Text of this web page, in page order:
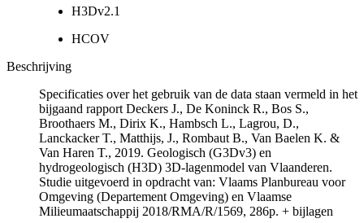
H3Dv2.1
HCOV
Beschrijving
Specificaties over het gebruik van de data staan vermeld in het
bijgaand rapport Deckers J., De Koninck R., Bos S.,
Broothaers M., Dirix K., Hambsch L., Lagrou, D.,
Lanckacker T., Matthijs, J., Rombaut B., Van Baelen K. &
Van Haren T., 2019. Geologisch (G3Dv3) en
hydrogeologisch (H3D) 3D-lagenmodel van Vlaanderen.
Studie uitgevoerd in opdracht van: Vlaams Planbureau voor
Omgeving (Departement Omgeving) en Vlaamse
Milieumaatschappij 2018/RMA/R/1569, 286p. + bijlagen